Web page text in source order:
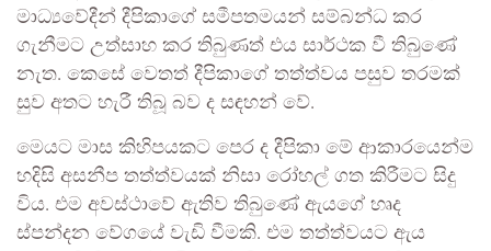
මාධ්‍යවේදීන් දීපිකාගේ සමීපතමයන් සම්බන්ධ කර
ගැනීමට උත්සාහ කර තිබුණත් එය සාර්ථක වී තිබුණේ
නැත. කෙසේ වෙතත් දීපිකාගේ තත්ත්වය පසුව තරමක්
සුව අතට හැරී තිබූ බව ද සඳහන් වේ.
මෙයට මාස කිහිපයකට පෙර ද දීපිකා මේ ආකාරයෙන්ම
හදිසි අසනීප තත්ත්වයක් නිසා රෝහල් ගත කිරීමට සිදු
විය. එම අවස්ථාවේ ඇතිව තිබුණේ ඇයගේ හෘද
ස්පන්දන වේගයේ වැඩි වීමකි. එම තත්ත්වයට ඇය